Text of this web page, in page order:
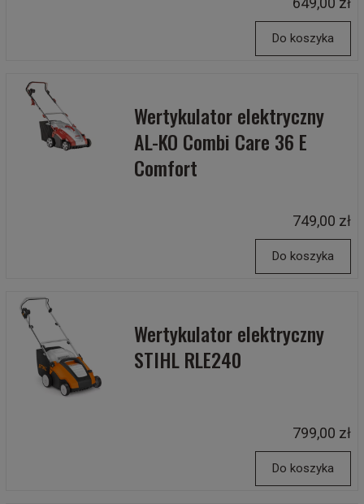
Do koszyka
Wertykulator elektryczny
AL-KO Combi Care 36 E
Comfort
749,00 zł
Do koszyka
Wertykulator elektryczny
STIHL RLE240
799,00 zł
Do koszyka